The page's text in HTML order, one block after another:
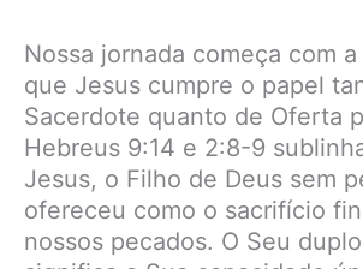
Nossa jornada começa com
que Jesus cumpre o papel
Sacerdote quanto de Oferta
Hebreus 9:14 e 2:8-9
Jesus, o Filho de Deus sem
ofereceu como o sacrifício
nossos pecados. O Seu